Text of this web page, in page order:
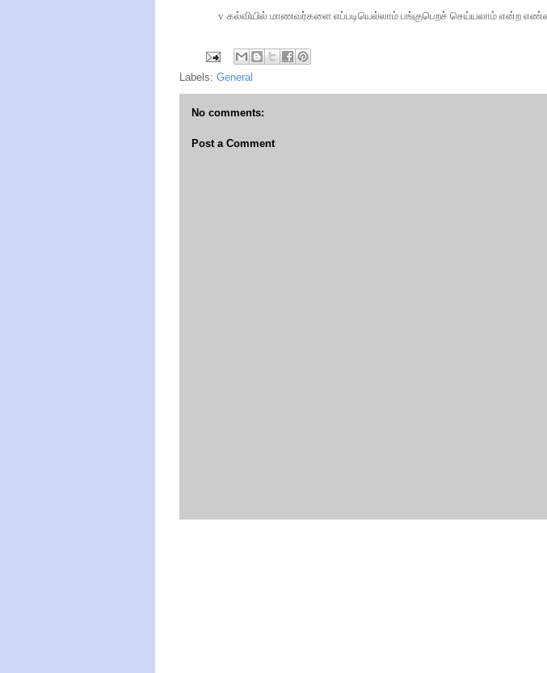
v கல்வியில் மாணவர்களை எப்படியெல்லாம் பங்குபெறச் செய்யலாம் என்ற
Labels: General
No comments:
Post a Comment